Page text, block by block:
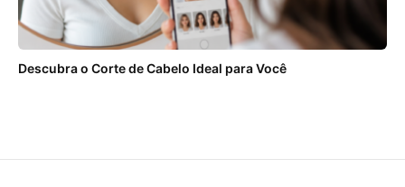
Descubra o Corte de Cabelo Ideal para Você